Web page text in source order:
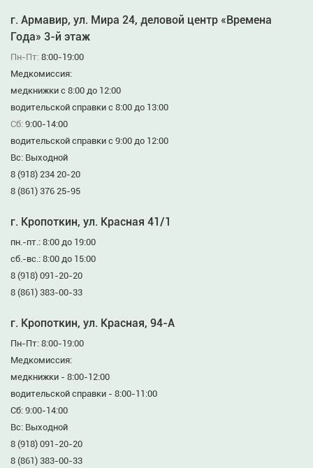
г. Армавир, ул. Мира 24, деловой центр «Времена
Года» 3-й этаж
Пн-Пт: 8:00-19:00
Медкомиссия:
медкнижки с 8:00 до 12:00
водительской справки с 8:00 до 13:00
Сб: 9:00-14:00
водительской справки с 9:00 до 12:00
Вс: Выходной
8 (918) 234 20-20
8 (861) 376 25-95
г. Кропоткин, ул. Красная 41/1
пн.-пт.: 8:00 до 19:00
сб.-вс.: 8:00 до 15:00
8 (918) 091-20-20
8 (861) 383-00-33
г. Кропоткин, ул. Красная, 94-А
Пн-Пт: 8:00-19:00
Медкомиссия:
медкнижки - 8:00-12:00
водительской справки - 8:00-11:00
Сб: 9:00-14:00
Вс: Выходной
8 (918) 091-20-20
8 (861) 383-00-33